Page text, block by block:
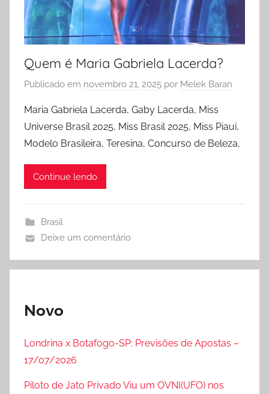
Quem é Maria Gabriela Lacerda?
Publicado em novembro 21, 2025 por Melek Baran
Maria Gabriela Lacerda, Gaby Lacerda, Miss
Universe Brasil 2025, Miss Brasil 2025, Miss Piauí,
Modelo Brasileira, Teresina, Concurso de Beleza,
Continue lendo
Brasil
Deixe um comentário
Novo
Londrina x Botafogo-SP: Previsões de Apostas –
17/07/2026
Piloto de Jato Privado Viu um OVNI(UFO) nos